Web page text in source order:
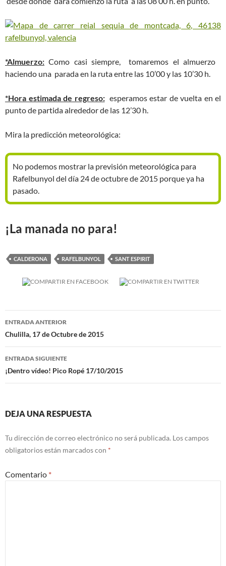
*Almuerzo: Como casi siempre, tomaremos el almuerzo
haciendo una parada en la ruta entre las 10’00 y las 10’30 h.
*Hora estimada de regreso:esperamos estar de vuelta en el
punto de partida alrededor de las 12’30 h.
Mira la predicción meteorológica:
No podemos mostrar la previsión meteorológica para
Rafelbunyol del día 24 de octubre de 2015 porque ya ha
pasado.
¡La manada no para!
CALDERONA RAFELBUNYOL SANT ESPIRIT
Navegación
de
entradas
ENTRADA ANTERIOR
Chulilla, 17 de Octubre de 2015
ENTRADA SIGUIENTE
¡Dentro vídeo! Pico Ropé 17/10/2015
DEJA UNA RESPUESTA
Tu dirección de correo electrónico no será publicada. Los campos
obligatorios están marcados con *
Comentario *